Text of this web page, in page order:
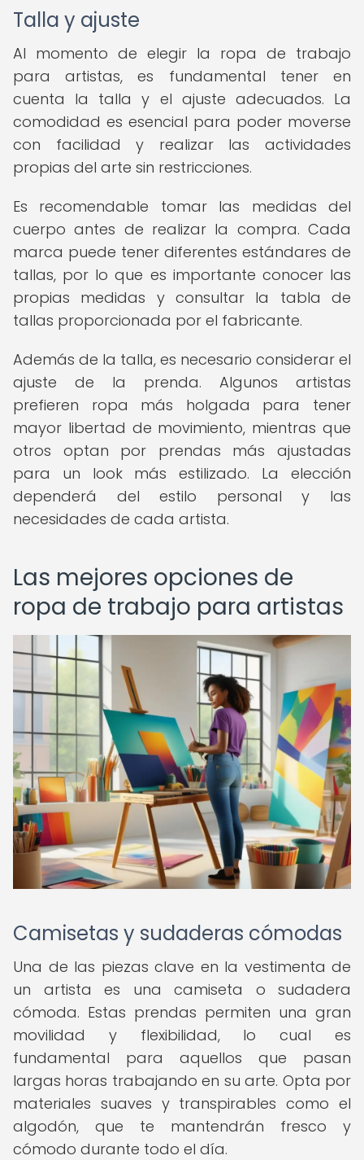
Talla y ajuste
Al momento de elegir la ropa de trabajo
para artistas, es fundamental tener en
cuenta la talla y el ajuste adecuados. La
comodidad es esencial para poder moverse
con facilidad y realizar las actividades
propias del arte sin restricciones.
Es recomendable tomar las medidas del
cuerpo antes de realizar la compra. Cada
marca puede tener diferentes estándares de
tallas, por lo que es importante conocer las
propias medidas y consultar la tabla de
tallas proporcionada por el fabricante.
Además de la talla, es necesario considerar el
ajuste de la prenda. Algunos artistas
prefieren ropa más holgada para tener
mayor libertad de movimiento, mientras que
otros optan por prendas más ajustadas
para un look más estilizado. La elección
dependerá del estilo personal y las
necesidades de cada artista.
Las mejores opciones de
ropa de trabajo para artistas
Camisetas y sudaderas cómodas
Una de las piezas clave en la vestimenta de
un artista es una camiseta o sudadera
cómoda. Estas prendas permiten una gran
movilidad y flexibilidad, lo cual es
fundamental para aquellos que pasan
largas horas trabajando en su arte. Opta por
materiales suaves y transpirables como el
algodón, que te mantendrán fresco y
cómodo durante todo el día.